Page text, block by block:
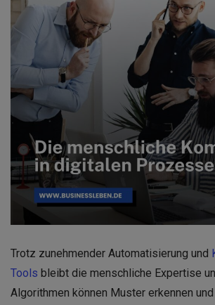
Trotz zunehmender Automatisierung und
Tools bleibt die menschliche Expertise
Algorithmen können Muster erkennen